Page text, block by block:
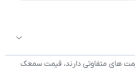
های متفاوتی دارند، قیمت سمعک